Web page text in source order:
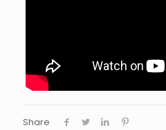
Share